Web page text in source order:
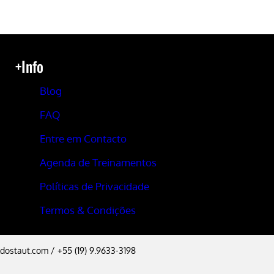
+Info
Blog
FAQ
Entre em Contacto
Agenda de Treinamentos
Políticas de Privacidade
Termos & Condições
/ +55 (19) 9.9633-3198